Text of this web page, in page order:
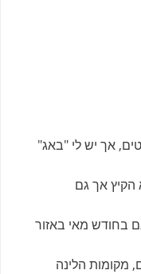
אך יש לי "באג"
הקיץ אך גם
בחודש מאי באזור
מקומות הלינה